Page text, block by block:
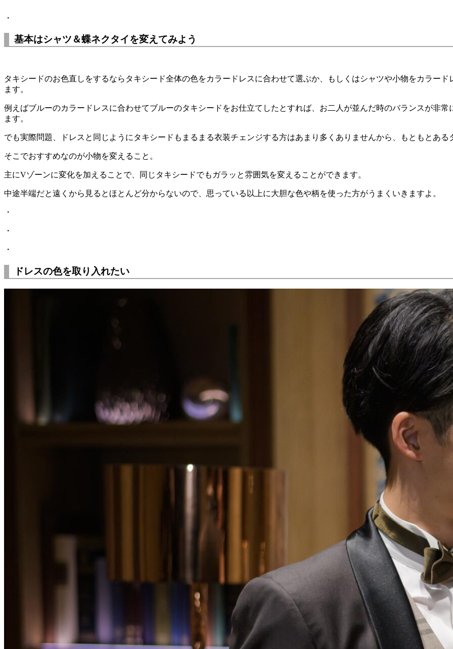
・
基本はシャツ＆蝶ネクタイを変えてみよう
タキシードのお色直しをするならタキシード全体の色をカラードレスに合わせて選ぶか、もしくはシャツや小物をカラー
ます。
例えばブルーのカラードレスに合わせてブルーのタキシードをお仕立てしたとすれば、お二人が並んだ時のバランスが非
ます。
でも実際問題、ドレスと同じようにタキシードもまるまる衣装チェンジする方はあまり多くありませんから、もともとあ
そこでおすすめなのが小物を変えること。
主にVゾーンに変化を加えることで、同じタキシードでもガラッと雰囲気を変えることができます。
中途半端だと遠くから見るとほとんど分からないので、思っている以上に大胆な色や柄を使った方がうまくいきますよ。
・
・
・
ドレスの色を取り入れたい